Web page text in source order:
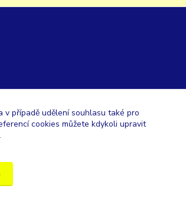
v případě udělení souhlasu také pro
cookies můžete kdykoli upravit